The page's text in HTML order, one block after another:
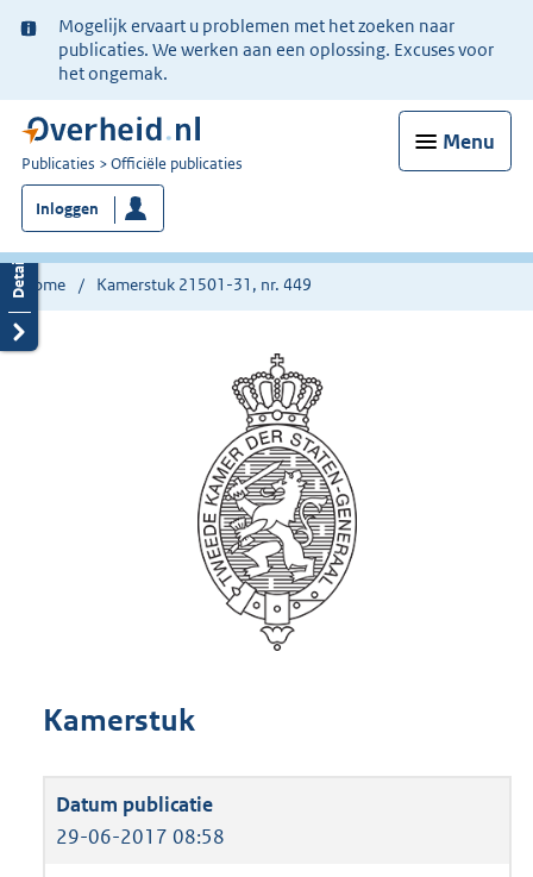
Ter
informatie:
Mogelijk ervaart u problemen met het zoeken naar
publicaties. We werken aan een oplossing. Excuses voor
het ongemak.
Menu
U
bent
nu
hier:
Publicaties Officiële publicaties
Inloggen
Home Kamerstuk 21501-31, nr. 449
Kamerstuk
29-06-2017 08:58